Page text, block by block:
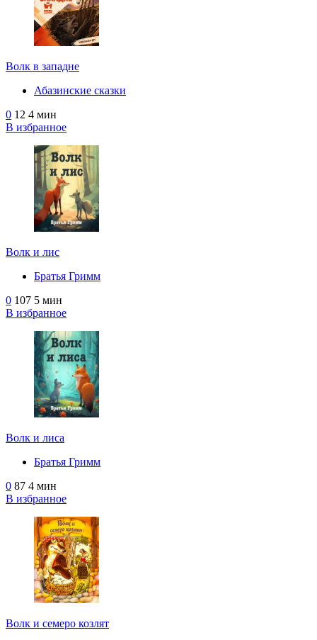
Волк в западне
Абазинские сказки
0 12 4 мин
В избранное
Волк и лис
Братья Гримм
0 107 5 мин
В избранное
Волк и лиса
Братья Гримм
0 87 4 мин
В избранное
Волк и семеро козлят